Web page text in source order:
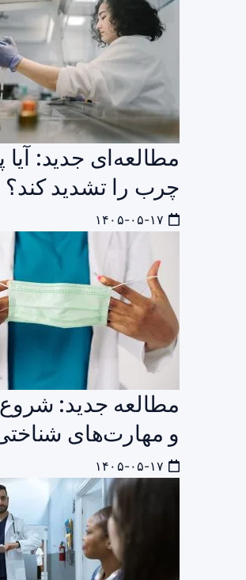
مطالعه‌ای جدید:
چرب را تشدید کند؟
مطالعه جدید:
و مهارت‌های